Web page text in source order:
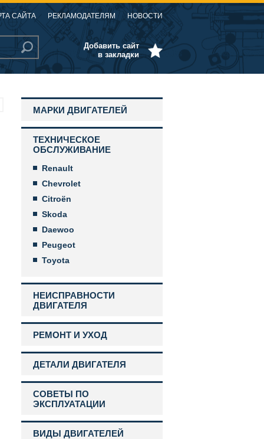
Добавить сайт
в закладки
САЙТА РЕКЛАМОДАТЕЛЯМ НОВОСТИ
МАРКИ ДВИГАТЕЛЕЙ
ТЕХНИЧЕСКОЕ
ОБСЛУЖИВАНИЕ
Renault
Chevrolet
Citroën
Skoda
Daewoo
Peugeot
Toyota
НЕИСПРАВНОСТИ
ДВИГАТЕЛЯ
РЕМОНТ И УХОД
ДЕТАЛИ ДВИГАТЕЛЯ
СОВЕТЫ ПО
ЭКСПЛУАТАЦИИ
ВИДЫ ДВИГАТЕЛЕЙ